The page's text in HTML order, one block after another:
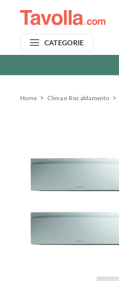
CATEGORIE
Home Clima e Riscaldamento